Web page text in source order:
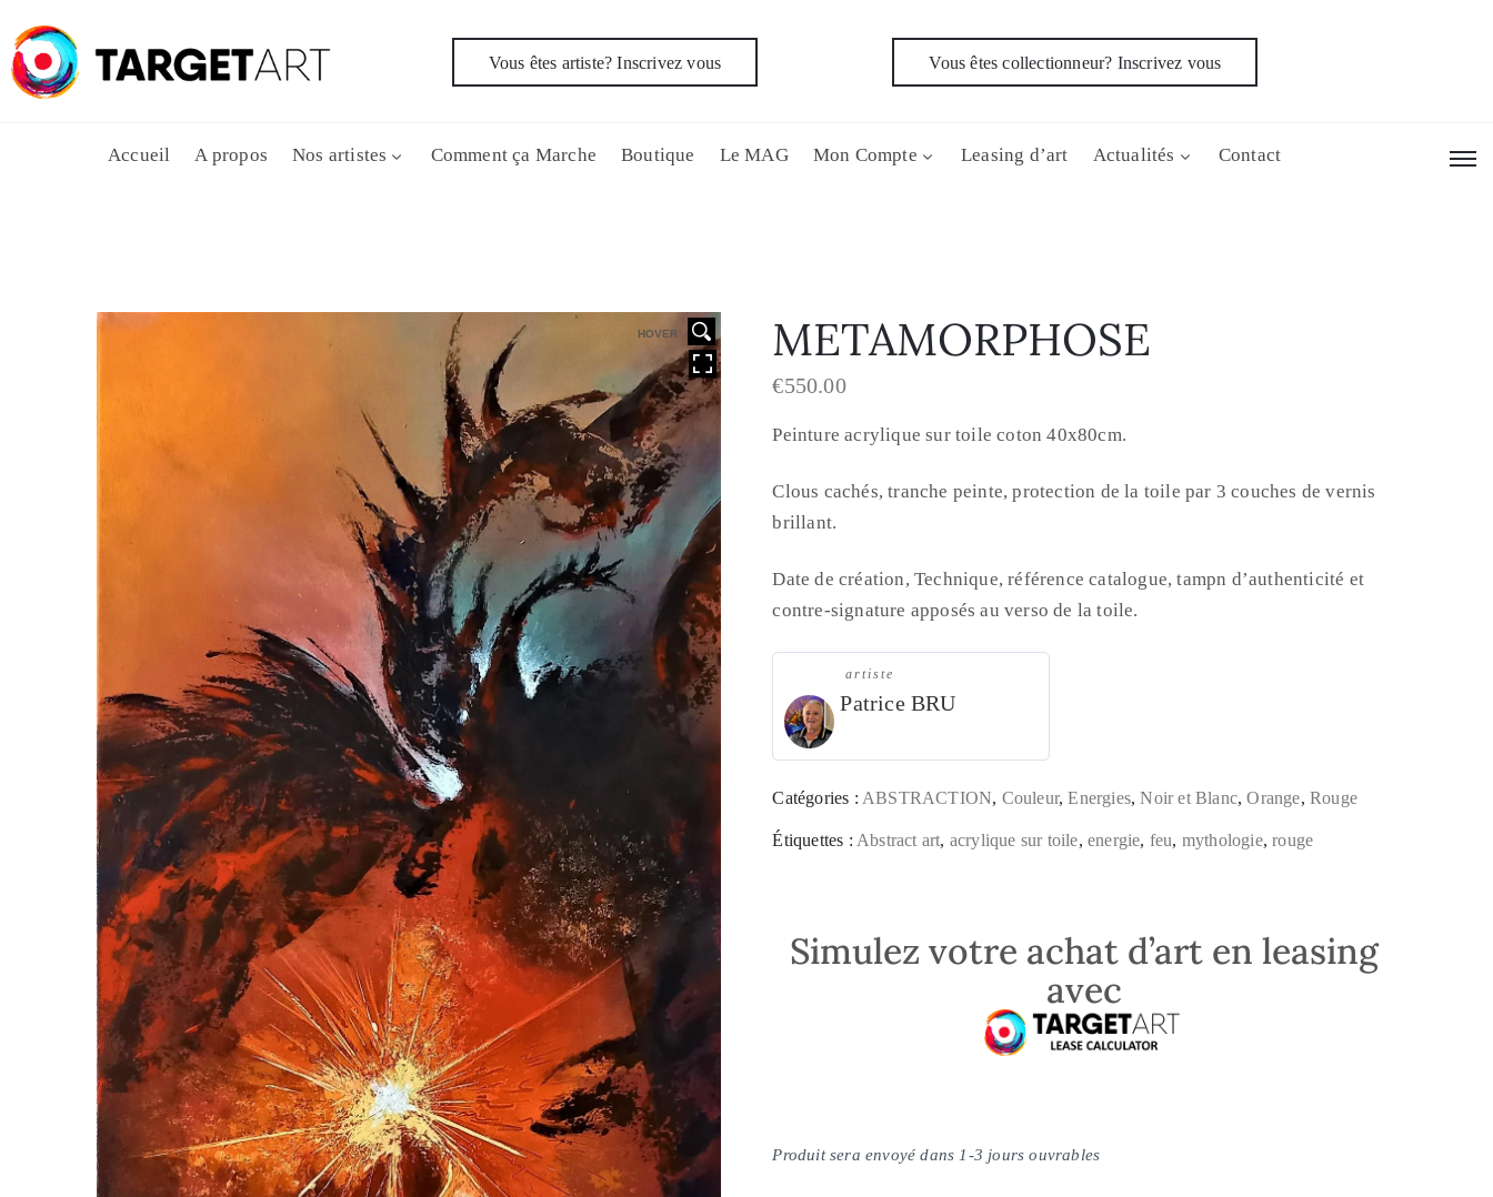
Vous êtes artiste? Inscrivez vous Vous êtes collectionneur? Inscrivez vous
Accueil A propos Nos artistes Comment ça Marche Boutique Le MAG Mon Compte Leasing d’art Actualités Contact
HOVER METAMORPHOSE
€550.00
Peinture acrylique sur toile coton 40x80cm.
Clous cachés, tranche peinte, protection de la toile par 3 couches de vernis
brillant.
Date de création, Technique, référence catalogue, tampn d’authenticité et
contre-signature apposés au verso de la toile.
artiste
Patrice BRU
Catégories :ABSTRACTION, Couleur,Energies,Noir et Blanc,Orange,Rouge
Étiquettes :Abstract art, acrylique sur toile,energie, feu, mythologie,rouge
Simulez votre achat d’art en leasing
avec
Produit sera envoyé dans 1-3 jours ouvrables